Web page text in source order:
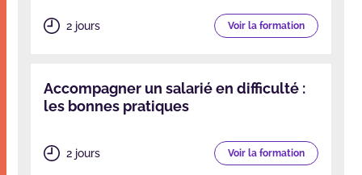
2 jours Voir la formation
Accompagner un salarié en difficulté :
les bonnes pratiques
2 jours Voir la formation